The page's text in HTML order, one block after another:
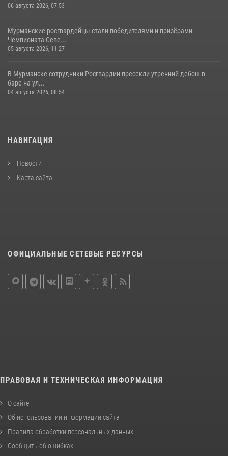
06 августа 2026, 07:53
Мурманские росгвардейцы стали победителями и призёрами
Чемпионата Севе...
05 августа 2026, 11:27
В Мурманске сотрудники Росгвардии пресекли утренний дебош в
баре на ул...
04 августа 2026, 08:54
НАВИГАЦИЯ
Новости
Карта сайта
ОФИЦИАЛЬНЫЕ СЕТЕВЫЕ РЕСУРСЫ
ПРАВОВАЯ И ТЕХНИЧЕСКАЯ ИНФОРМАЦИЯ
О сайте
Об использовании информации сайта
Правила обработки персональных данных
Сообщить об ошибках